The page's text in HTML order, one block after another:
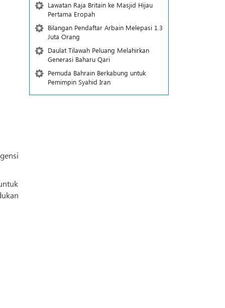
Lawatan Raja Britain ke Masjid Hijau
Pertama Eropah
Bilangan Pendaftar Arbain Melepasi 1.3
Juta Orang
Daulat Tilawah Peluang Melahirkan
Generasi Baharu Qari
Pemuda Bahrain Berkabung untuk
Pemimpin Syahid Iran